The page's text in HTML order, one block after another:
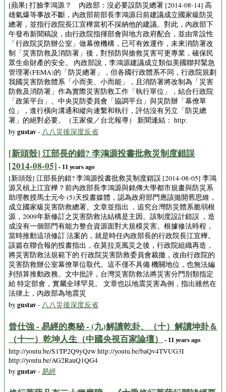
[蘋果] 打臉李鴻源？ 內政部：沒必要設防災總署 [2014-08-14] 高
雄氣爆等事故不斷，內政部前部長李鴻源日前建議成立國家級防災
總署，並指行政院長江宜樺當初不採納他的建議。對此，內政部下
午發布新聞稿說，由行政院指揮部會與地方政府配合，並由常設性
「行政院災防辦公室」做幕僚機構，已可有效運作，未來消防署改
制「災害防救及消防署」後，對預防與搶救災害可更專業，確保民
眾生命財產的安全。 內政部說，李鴻源建議成立類似美國聯邦緊急
管理署(FEMA)的「防災總署」，但各國行政體系不同，行政院規劃
我國災害防救體系「小而美、小而能」，且消防署將改制為「災害
防救及消防署」作為實際災害防救工作「執行單位」，結合行政院
「政策平台」、中央災防委員會「協調平台」與災防辦「幕僚單
位」，進行橫向溝通和縱向連繫和執行，評估沒有另立「防災總
署」的絕對必要。（王家俊／台北報導） 新聞連結： http:
bygustav- 八八災後深度反省
[新頭殼] 江部長的錯? 李鴻源投書批救災制度錯誤
[2014-08-05] - 11 years ago
[新頭殼] 江部長的錯? 李鴻源投書批救災制度錯誤 [2014-08-05] 李鴻
源又槓上江宜樺？前內政部長李鴻源與銘傳大學都市規畫與防災系
助理教授馬士元今 (5)天投書媒體，認為政府部門應該拋開舊思維，
成立國家級災害防救總署。文章並指出 ，追究台灣防災體系脆弱根
源，2009年新修訂之災害防救法結構是主因。該制度設計錯誤 ，造
成沒有一個部門有能力整合資源面對大規模災害。根據修法時程，
當時推動這項修訂 法案的，就是時任內政部長的行政院長江宜樺。
該篇在聯合報的投書指出，在莫拉克風災之後，行政院組織再造，
將災害防救法規範下的 行政院災害防救委員會裁撤，改由行政院的
災害防救辦公室幕僚單位取代。這不僅不具備 機關地位，也無法編
列預算推動政務。文中批評，台灣災害防救法將災害分門別類指定
給 特定部會，實屬全球罕見。 文章也以地震災害為例，指出雖然在
法律上，內政部為地震災
bygustav- 八八災後深度反省
曾仕強 - 易經的奧秘 - (九)解讀乾卦、（十）解讀坤卦＆
（十一）乾坤人生（中國央視百家論壇）
- 11 years ago
http://youtu.be/S1TP2Q9yQzw http://youtu.be/baQv4TVUG3I
http://youtu.be/AG2RauQ1QG4
bygustav- 易經